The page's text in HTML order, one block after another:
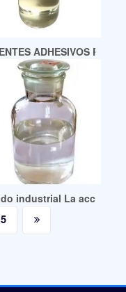
BASF Hexamoll
ADHESIVOS
DINCH
industrial La acción
5